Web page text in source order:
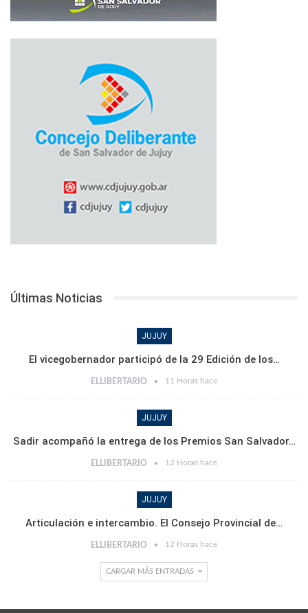
Últimas Noticias
JUJUY
El vicegobernador participó de la 29 Edición de los…
ELLIBERTARIO 11 Horas hace
JUJUY
Sadir acompañó la entrega de los Premios San Salvador…
ELLIBERTARIO 12 Horas hace
JUJUY
Articulación e intercambio. El Consejo Provincial de…
ELLIBERTARIO 12 Horas hace
CARGAR MÁS ENTRADAS